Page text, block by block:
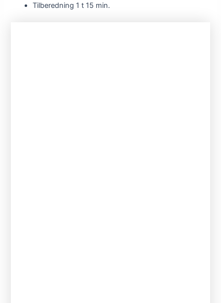
Tilberedning 1 t 15 min.